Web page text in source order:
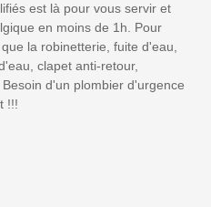
est là pour vous servir et
en moins de 1h. Pour
la robinetterie, fuite d'eau,
clapet anti-retour,
d'un plombier d'urgence
!!!